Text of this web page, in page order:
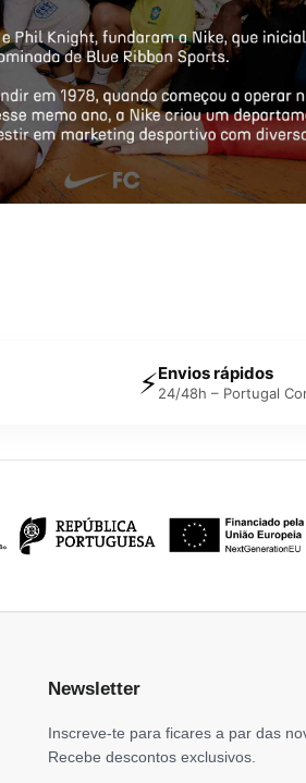
⚡Envios rápidos
24/48h – Portugal
Newsletter
Inscreve-te para ficares a par das
Recebe descontos exclusivos.